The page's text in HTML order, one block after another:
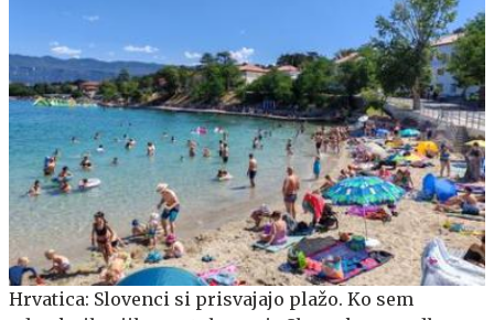
Hrvatica: Slovenci si prisvajajo plažo. Ko sem